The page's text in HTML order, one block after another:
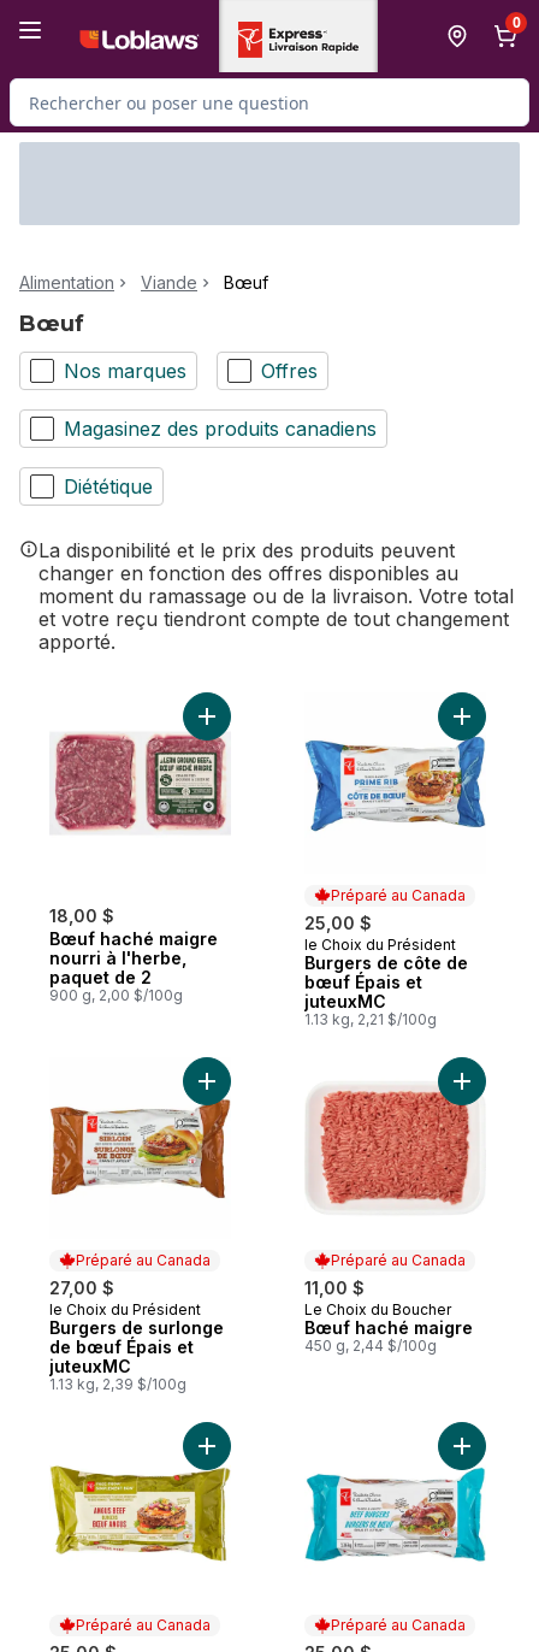
0
Rechercher des produits
Alimentation Viande Bœuf
Bœuf
Nos marques Offres
Magasinez des produits canadiens
Diététique
La disponibilité et le prix des produits peuvent
changer en fonction des offres disponibles au
moment du ramassage ou de la livraison. Votre total
et votre reçu tiendront compte de tout changement
apporté.
18,00 $
Bœuf haché maigre
nourri à l'herbe,
paquet de 2
900 g, 2,00 $/100g
Ajouter Bœuf haché maigre nourri à
Préparé au Canada
25,00 $
Préparé au Canada
le Choix du Président
Burgers de côte de
bœuf Épais et
juteuxMC
1.13 kg, 2,21 $/100g
Ajouter
Préparé au Canada
27,00 $
Préparé au Canada
le Choix du Président
Burgers de surlonge
de bœuf Épais et
juteuxMC
1.13 kg, 2,39 $/100g
Ajouter Burgers de surlonge de bœuf
Préparé au Canada
11,00 $
Préparé au Canada
Le Choix du Boucher
Bœuf haché maigre
450 g, 2,44 $/100g
Ajouter
Préparé au Canada
Ajouter Burgers de bœuf Angus
Préparé au Canada
Ajouter